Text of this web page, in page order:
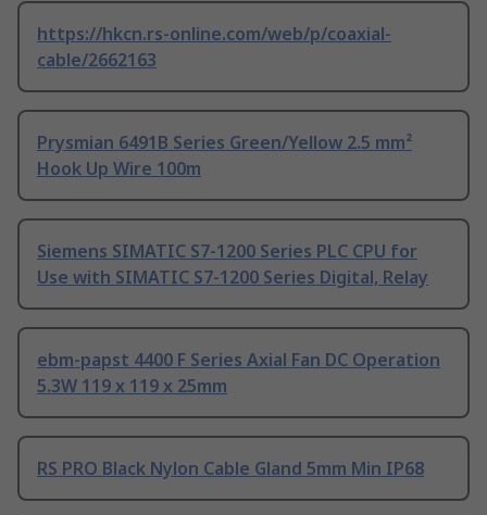
https://hkcn.rs-online.com/web/p/coaxial-
cable/2662163
Prysmian 6491B Series Green/Yellow 2.5 mm²
Hook Up Wire 100m
Siemens SIMATIC S7-1200 Series PLC CPU for
Use with SIMATIC S7-1200 Series Digital, Relay
ebm-papst 4400 F Series Axial Fan DC Operation
5.3W 119 x 119 x 25mm
RS PRO Black Nylon Cable Gland 5mm Min IP68